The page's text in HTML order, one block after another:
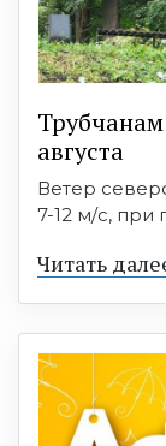
августа
Ветер
7-12 м/с, при
Читать